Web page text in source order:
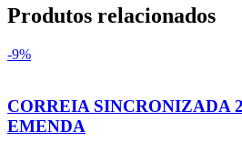
Produtos relacionados
-9%
CORREIA SINCRONIZADA
EMENDA